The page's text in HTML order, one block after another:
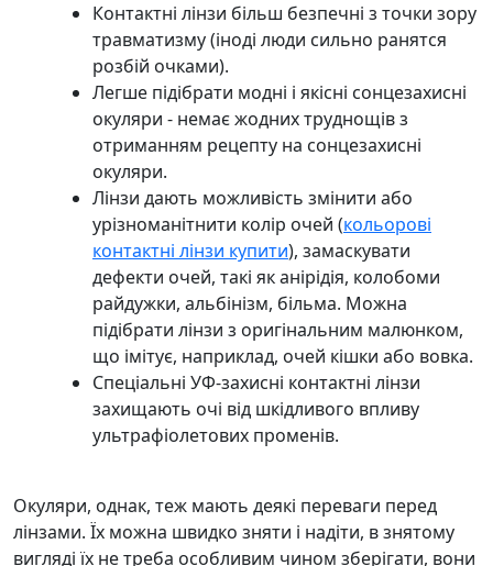
Контактні лінзи більш безпечні з точки зору
травматизму (іноді люди сильно ранятся
розбій очками).
Легше підібрати модні і якісні сонцезахисні
окуляри - немає жодних труднощів з
отриманням рецепту на сонцезахисні
окуляри.
Лінзи дають можливість змінити або
урізноманітнити колір очей (кольорові
контактні лінзи купити), замаскувати
дефекти очей, такі як анірідія, колобоми
райдужки, альбінізм, більма. Можна
підібрати лінзи з оригінальним малюнком,
що імітує, наприклад, очей кішки або вовка.
Спеціальні УФ-захисні контактні лінзи
захищають очі від шкідливого впливу
ультрафіолетових променів.
Окуляри, однак, теж мають деякі переваги перед
лінзами. Їх можна швидко зняти і надіти, в знятому
вигляді їх не треба особливим чином зберігати, вони